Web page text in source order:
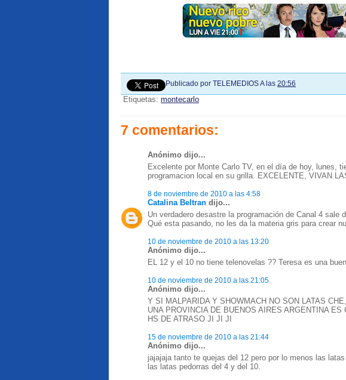
Publicado por TELEMEDIOSA las 20:56
Etiquetas: montecarlo
7 comentarios:
Anónimo dijo...
Excelente por Monte Carlo TV, en el día de hoy, lunes,
programacion local en su grilla. EXCELENTE, VIVAN
8 de noviembre de 2010 a las 4:58
Catalina Beltran dijo...
Un verdadero desastre la programación de Canal 4 sale
Qué esta pasando, no les da la materia gris para crear
10 de noviembre de 2010 a las 13:20
Anónimo dijo...
EL 12 y el 10 no tiene telenovelas ?? Teresa es una
10 de noviembre de 2010 a las 21:05
Anónimo dijo...
Y SI MALPARIDA Y SHOWMACH NO SON LATAS
UNA PROVINCIA DE BUENOS AIRES ARGENTINA
HS DE ATRASO JI JI JI
15 de noviembre de 2010 a las 21:44
Anónimo dijo...
jajajaja tanto te quejas del 12 pero por lo menos las
las latas pedorras del 4 y del 10.